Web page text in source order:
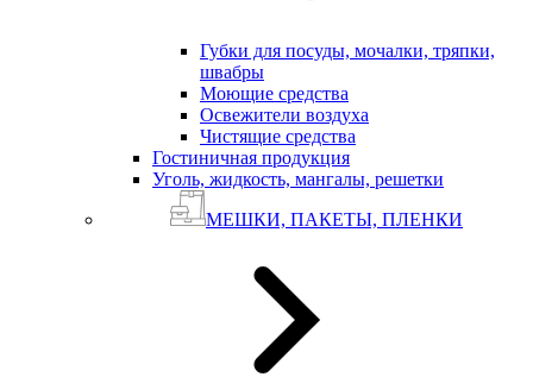
Губки для посуды, мочалки, тряпки,
швабры
Моющие средства
Освежители воздуха
Чистящие средства
Гостиничная продукция
Уголь, жидкость, мангалы, решетки
МЕШКИ, ПАКЕТЫ, ПЛЕНКИ